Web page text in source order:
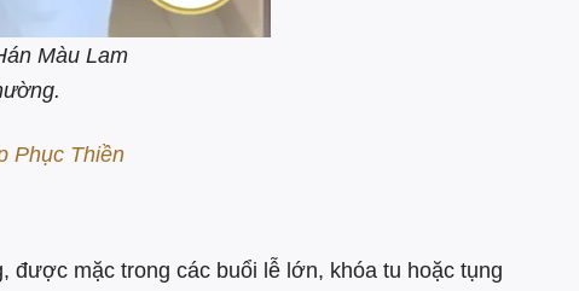
Màu Lam
Phục Thiền
được mặc trong các buổi lễ lớn, khóa tu hoặc tụng